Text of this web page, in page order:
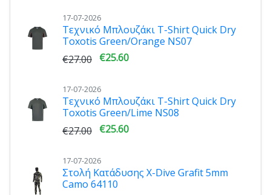
17-07-2026
Τεχνικό Μπλουζάκι T-Shirt Quick Dry
Toxotis Green/Orange NS07
€27.00 €25.60
17-07-2026
Τεχνικό Μπλουζάκι T-Shirt Quick Dry
Toxotis Green/Lime NS08
€27.00 €25.60
17-07-2026
Στολή Κατάδυσης X-Dive Grafit 5mm
Camo 64110